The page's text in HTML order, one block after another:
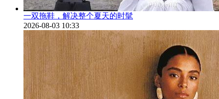
一双拖鞋，解决整个夏天的时髦
2026-08-03 10:33